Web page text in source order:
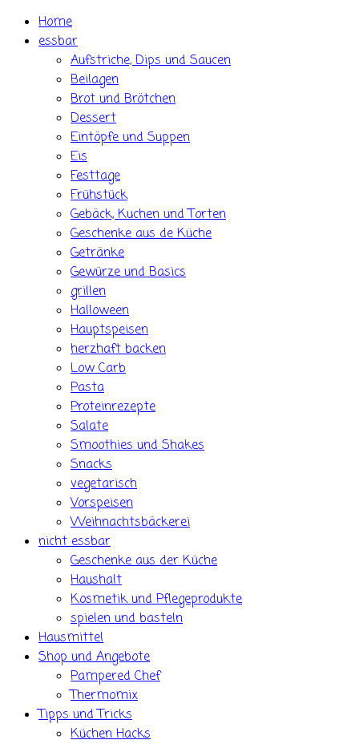
Home
essbar
Aufstriche, Dips und Saucen
Beilagen
Brot und Brötchen
Dessert
Eintöpfe und Suppen
Eis
Festtage
Frühstück
Gebäck, Kuchen und Torten
Geschenke aus de Küche
Getränke
Gewürze und Basics
grillen
Halloween
Hauptspeisen
herzhaft backen
Low Carb
Pasta
Proteinrezepte
Salate
Smoothies und Shakes
Snacks
vegetarisch
Vorspeisen
Weihnachtsbäckerei
nicht essbar
Geschenke aus der Küche
Haushalt
Kosmetik und Pflegeprodukte
spielen und basteln
Hausmittel
Shop und Angebote
Pampered Chef
Thermomix
Tipps und Tricks
Küchen Hacks